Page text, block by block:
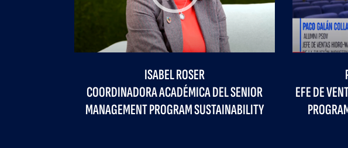
Previous
COORDINADOR ACADÉMICO DE LA
SCHOOL COM. VALENCIANA.